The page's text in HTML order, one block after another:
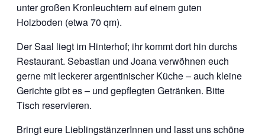
unter großen Kronleuchtern auf einem guten
Holzboden (etwa 70 qm).
Der Saal liegt im Hinterhof; ihr kommt dort hin durchs
Restaurant. Sebastian und Joana verwöhnen euch
gerne mit leckerer argentinischer Küche – auch kleine
Gerichte gibt es – und gepflegten Getränken. Bitte
Tisch reservieren.
Bringt eure LieblingstänzerInnen und lasst uns schöne